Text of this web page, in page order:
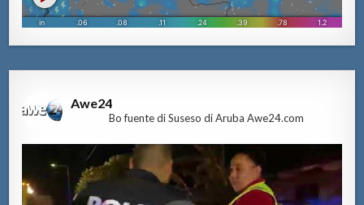
Awe24
Bo fuente di Suseso di Aruba Awe24.com